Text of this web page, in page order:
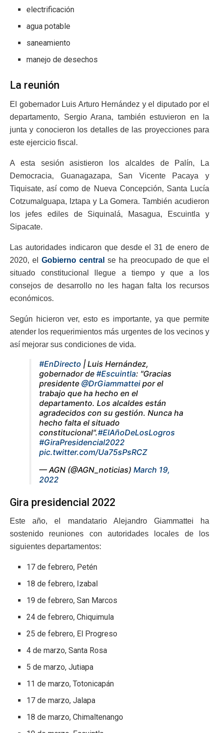
electrificación
agua potable
saneamiento
manejo de desechos
La reunión
El gobernador Luis Arturo Hernández y el diputado por el
departamento, Sergio Arana, también estuvieron en la
junta y conocieron los detalles de las proyecciones para
este ejercicio fiscal.
A esta sesión asistieron los alcaldes de Palín, La
Democracia, Guanagazapa, San Vicente Pacaya y
Tiquisate, así como de Nueva Concepción, Santa Lucía
Cotzumalguapa, Iztapa y La Gomera. También acudieron
los jefes ediles de Siquinalá, Masagua, Escuintla y
Sipacate.
Las autoridades indicaron que desde el 31 de enero de
2020, el Gobierno central se ha preocupado de que el
situado constitucional llegue a tiempo y que a los
consejos de desarrollo no les hagan falta los recursos
económicos.
Según hicieron ver, esto es importante, ya que permite
atender los requerimientos más urgentes de los vecinos y
así mejorar sus condiciones de vida.
#EnDirecto | Luis Hernández,
gobernador de #Escuintla: "Gracias
presidente @DrGiammattei por el
trabajo que ha hecho en el
departamento. Los alcaldes están
agradecidos con su gestión. Nunca ha
hecho falta el situado
constitucional".#ElAñoDeLosLogros
#GiraPresidencial2022
pic.twitter.com/Ua75sPsRCZ
— AGN (@AGN_noticias) March 19,
2022
Gira presidencial 2022
Este año, el mandatario Alejandro Giammattei ha
sostenido reuniones con autoridades locales de los
siguientes departamentos:
17 de febrero, Petén
18 de febrero, Izabal
19 de febrero, San Marcos
24 de febrero, Chiquimula
25 de febrero, El Progreso
4 de marzo, Santa Rosa
5 de marzo, Jutiapa
11 de marzo, Totonicapán
17 de marzo, Jalapa
18 de marzo, Chimaltenango